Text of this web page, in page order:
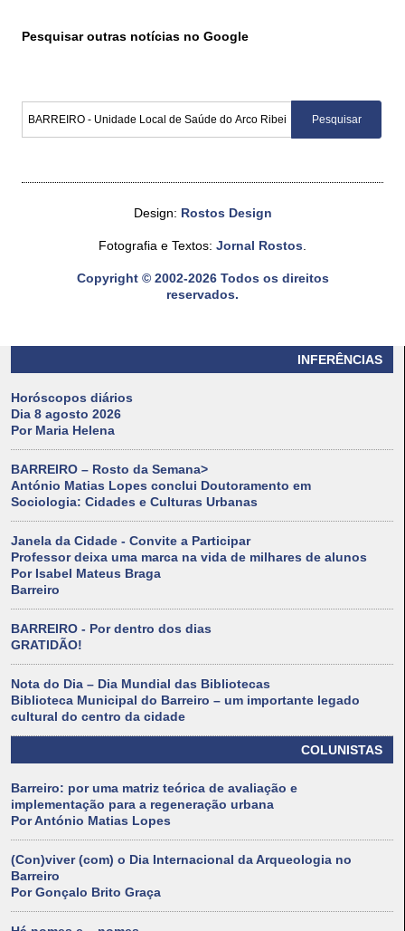
INFERÊNCIAS
Horóscopos diários
Dia 8 agosto 2026
Por Maria Helena
BARREIRO – Rosto da Semana>
António Matias Lopes conclui Doutoramento em
Sociologia: Cidades e Culturas Urbanas
Janela da Cidade - Convite a Participar
Professor deixa uma marca na vida de milhares de alunos
Por Isabel Mateus Braga
Barreiro
BARREIRO - Por dentro dos dias
GRATIDÃO!
Nota do Dia – Dia Mundial das Bibliotecas
Biblioteca Municipal do Barreiro – um importante legado
cultural do centro da cidade
COLUNISTAS
Barreiro: por uma matriz teórica de avaliação e
implementação para a regeneração urbana
Por António Matias Lopes
(Con)viver (com) o Dia Internacional da Arqueologia no
Barreiro
Por Gonçalo Brito Graça
Pesquisar outras notícias no Google
Design: Rostos Design
Fotografia e Textos: Jornal Rostos.
Copyright © 2002-2026 Todos os direitos
reservados.